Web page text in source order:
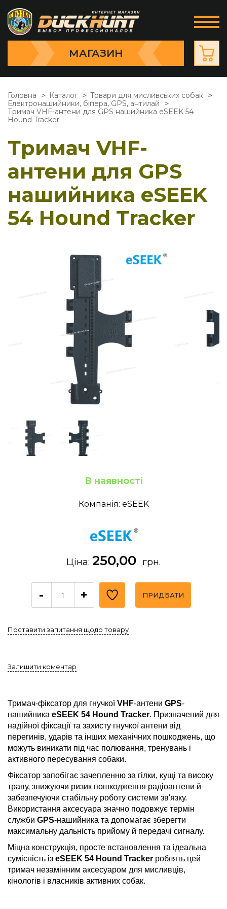
МАГАЗИН
Головна Каталог
Товари для мисливських собак
Електронашийники, біпера, GPS, антилай
Тримач VHF-антени для GPS нашийника eSEEK 54
Hound Tracker
Тримач VHF-
антени для GPS
нашийника eSEEK
54 Hound Tracker
В наявності
Компанія: eSEEK
Ціна: 250,00 грн.
- + ПРИДБАТИ
Поставити запитання щодо товару
Залишити коментар
Тримач-фіксатор для гнучкоїVHF-антени GPS-
нашийника eSEEK 54 Hound Tracker. Призначений для
надійної фіксації та захисту гнучкої антени від
перегинів, ударів та інших механічних пошкоджень, що
можуть виникати під час полювання, тренувань і
активного пересування собаки.
Фіксатор запобігає зачепленню за гілки, кущі та високу
траву, знижуючи ризик пошкодження радіоантени й
забезпечуючи стабільну роботу системи зв'язку.
Використання аксесуара значно подовжує термін
служби GPS-нашийника та допомагає зберегти
максимальну дальність прийому й передачі сигналу.
Міцна конструкція, просте встановлення та ідеальна
сумісність із eSEEK 54 Hound Tracker роблять цей
тримач незамінним аксесуаром для мисливців,
кінологів і власників активних собак.